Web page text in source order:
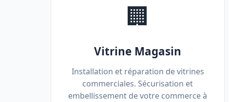
🏢
Vitrine Magasin
Installation et réparation de vitrines
commerciales. Sécurisation et
embellissement de votre commerce à